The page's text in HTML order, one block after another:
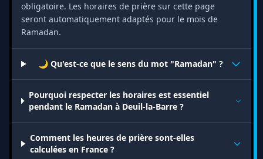
obligatoire. Les horaires de prière sur cette page
seront automatiquement adaptés pour le mois de
Ramadan.
🌙 Qu'est-ce que le sens du mot "Ramadan" ?
Pourquoi respecter les horaires est essentiel
pendant le Ramadan à Deuil-la-Barre ?
Comment les heures de prière sont-elles
calculées en France ?